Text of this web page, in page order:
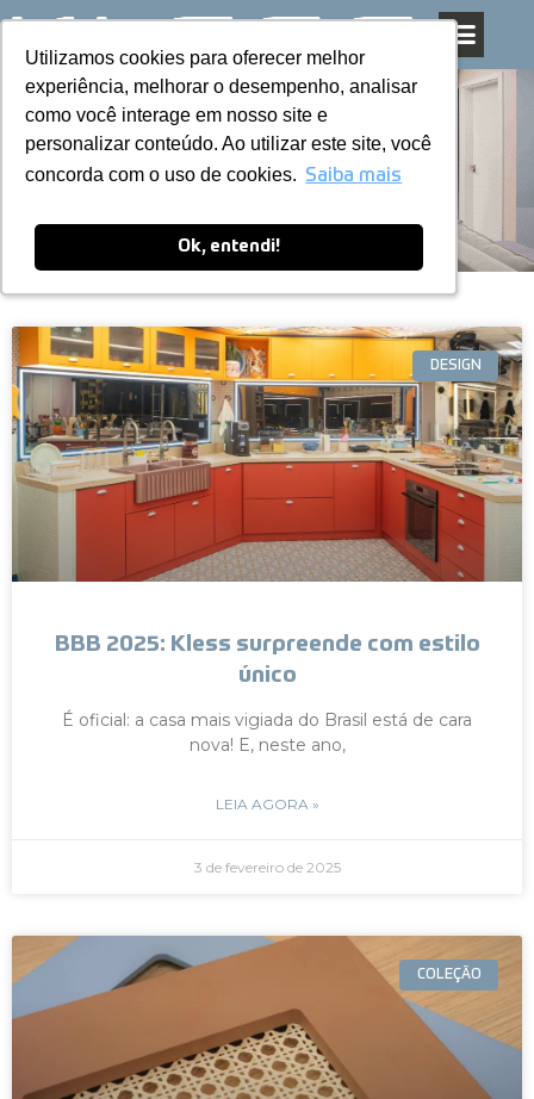
Utilizamos cookies para oferecer melhor
experiência, melhorar o desempenho, analisar
como você interage em nosso site e
personalizar conteúdo. Ao utilizar este site, você
concorda com o uso de cookies. Saiba mais
Ok, entendi!
Utilizamos cookies para oferecer melhor
experiência, melhorar o desempenho, analisar
como você interage em nosso site e
personalizar conteúdo. Ao utilizar este site, você
concorda com o uso de cookies. Saiba mais
Ok, entendi!
Pular
para
o
conteúdo
Blog
DESIGN
BBB 2025: Kless surpreende com estilo
único
É oficial: a casa mais vigiada do Brasil está de cara
nova! E, neste ano,
LEIA AGORA »
3 de fevereiro de 2025
COLEÇÃO